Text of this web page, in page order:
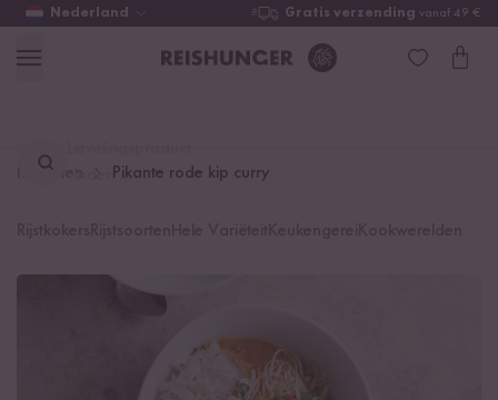
Nederland Gratis verzending vanaf 49 €
vinden ...
Recepten Pikante rode kip curry